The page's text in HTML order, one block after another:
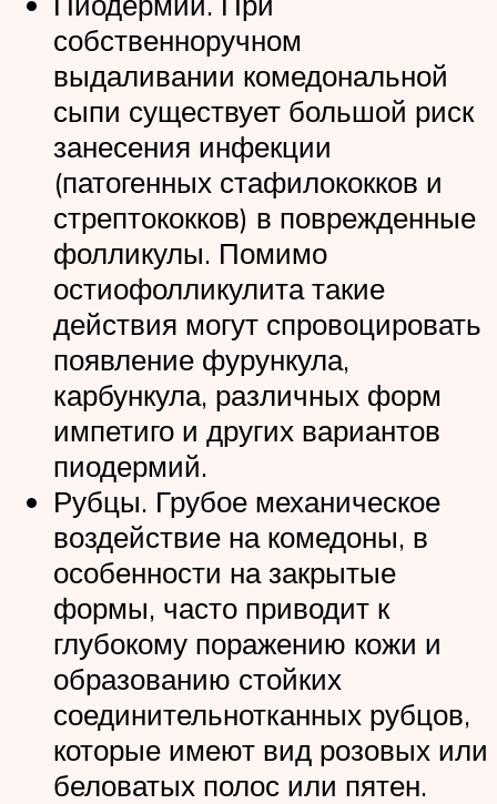
собственноручном
выдаливании комедональной
сыпи существует большой риск
занесения инфекции
(патогенных стафилококков и
стрептококков) в поврежденные
фолликулы. Помимо
остиофолликулита такие
действия могут спровоцировать
появление фурункула,
карбункула, различных форм
импетиго и других вариантов
пиодермий.
Рубцы. Грубое механическое
воздействие на комедоны, в
особенности на закрытые
формы, часто приводит к
глубокому поражению кожи и
образованию стойких
соединительнотканных рубцов,
которые имеют вид розовых или
беловатых полос или пятен.